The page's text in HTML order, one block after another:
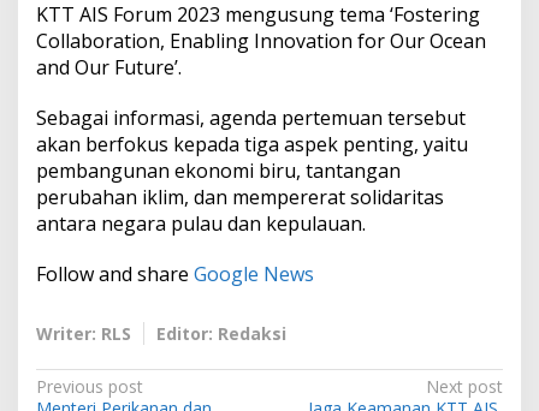
KTT AIS Forum 2023 mengusung tema ‘Fostering
Collaboration, Enabling Innovation for Our Ocean
and Our Future’.
Sebagai informasi, agenda pertemuan tersebut
akan berfokus kepada tiga aspek penting, yaitu
pembangunan ekonomi biru, tantangan
perubahan iklim, dan mempererat solidaritas
antara negara pulau dan kepulauan.
Follow and share Google News
Writer: RLS Editor: Redaksi
P
Previous post
Next post